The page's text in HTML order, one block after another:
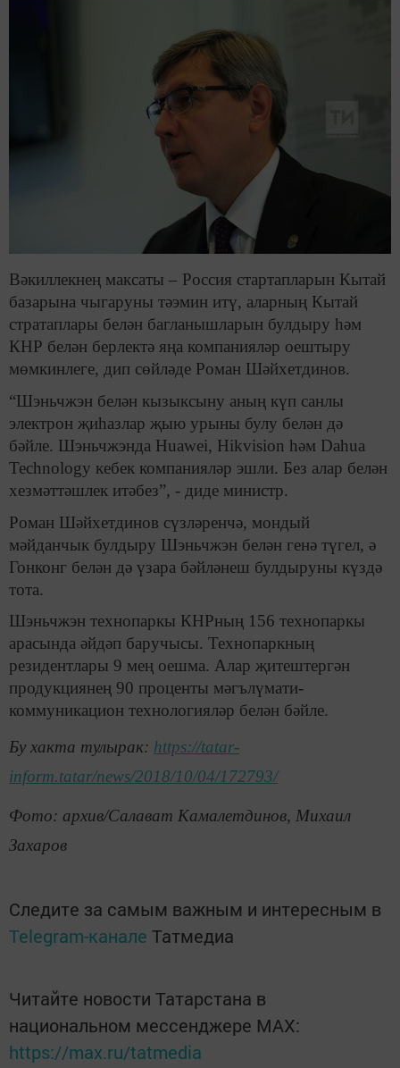
Вәкиллекнең максаты – Россия стартапларын Кытай
базарына чыгаруны тәэмин итү, аларның Кытай
стратаплары белән багланышларын булдыру һәм
КНР белән берлектә яңа компанияләр оештыру
мөмкинлеге, дип сөйләде Роман Шәйхетдинов.
“Шэньчжэн белән кызыксыну аның күп санлы
электрон җиһазлар җыю урыны булу белән дә
бәйле. Шэньчжэнда Huawei, Hikvision һәм Dahua
Technology кебек компанияләр эшли. Без алар белән
хезмәттәшлек итәбез”, - диде министр.
Роман Шәйхетдинов сүзләренчә, мондый
мәйданчык булдыру Шэньчжэн белән генә түгел, ә
Гонконг белән дә үзара бәйләнеш булдыруны күздә
тота.
Шэньчжэн технопаркы КНРның 156 технопаркы
арасында әйдәп баручысы. Технопаркның
резидентлары 9 мең оешма. Алар җитештергән
продукциянең 90 проценты мәгълүмати-
коммуникацион технологияләр белән бәйле.
Бу хакта тулырак: https://tatar-
inform.tatar/news/2018/10/04/172793/
Фото: архив/Салават Камалетдинов, Михаил
Захаров
Следите за самым важным и интересным в
Telegram-канале Татмедиа
Читайте новости Татарстана в
национальном мессенджере MАХ:
https://max.ru/tatmedia